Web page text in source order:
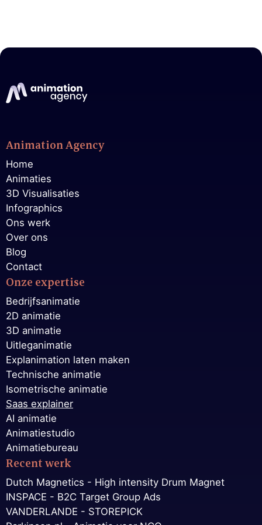
Animation Agency
Home
Animaties
3D Visualisaties
Infographics
Ons werk
Over ons
Blog
Contact
Onze expertise
Bedrijfsanimatie
2D animatie
3D animatie
Uitleganimatie
Explanimation laten maken
Technische animatie
Isometrische animatie
Saas explainer
AI animatie
Animatiestudio
Animatiebureau
Recent werk
Dutch Magnetics - High intensity Drum Magnet
INSPACE - B2C Target Group Ads
VANDERLANDE - STOREPICK